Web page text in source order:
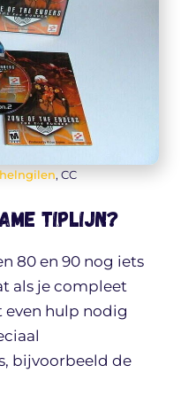
, CC
tiplijn?
80 en 90 nog iets
als je compleet
even hulp nodig
bijvoorbeeld de